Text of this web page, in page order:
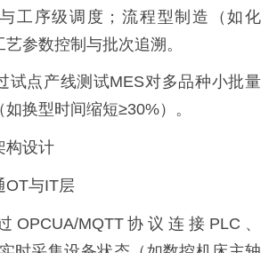
工序级调度；流程型制造（如化
参数控制与批次追溯。
试点产线测试MES对多品种小批量
换型时间缩短≥30%）。
构设计
OT与IT层
MQTT协议连接PLC、